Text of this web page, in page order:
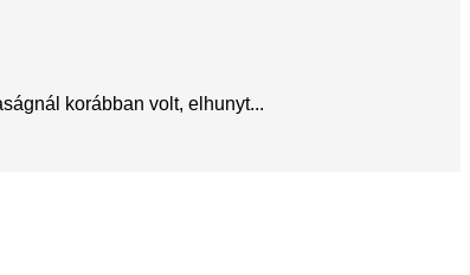
korábban volt, elhunyt...